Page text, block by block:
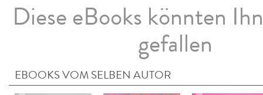
Diese eBooks könnten
gefallen
EBOOKS VOM SELBEN AUTOR